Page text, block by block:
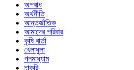
অপরাধ
অর্থনীতি
আন্তর্জাতিক
আমাদের পরিবার
কৃষি বার্তা
খেলাধুলা
গনমাধ্যাম
চাকরি